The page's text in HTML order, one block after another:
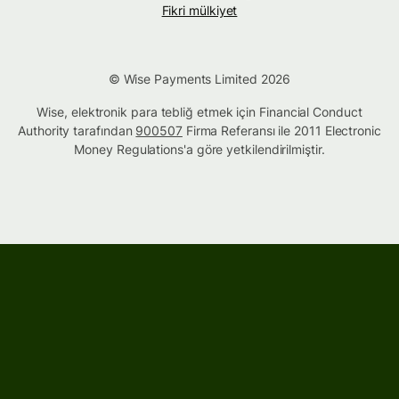
Fikri mülkiyet
© Wise Payments Limited 2026
Wise, elektronik para tebliğ etmek için Financial Conduct
Authority tarafından 900507Firma Referansı ile 2011 Electronic
Money Regulations'a göre yetkilendirilmiştir.